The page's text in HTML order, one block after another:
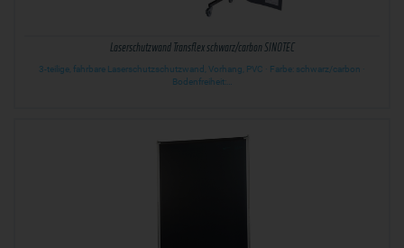
Laserschutzwand Transflex schwarz/carbon SINOTEC
3-teilige, fahrbare Laserschutzschutzwand, Vorhang, PVC · Farbe: schwarz/carbon ·
Bodenfreiheit:…